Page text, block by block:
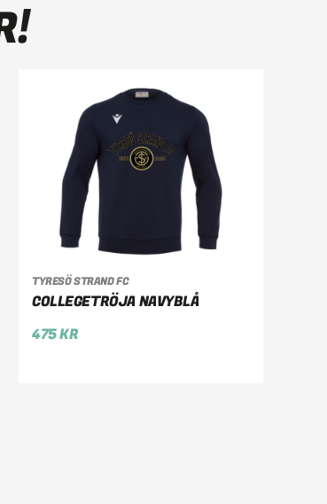
TYRESÖ STRAND FC
COLLEGETRÖJA NAVYBLÅ
475KR
VÄLJ ALTERNATIV